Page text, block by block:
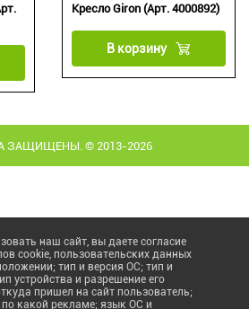
Кресло Giron (Арт. 4000892)
В корзину
ЗАЩИЩЕНЫ. © 2013-2026
наш сайт, вы даете согласие
cookie, пользовательских данных
тип и версия ОС; тип и
устройства и разрешение его
пришел на сайт пользователь;
по какой рекламе; язык ОС и